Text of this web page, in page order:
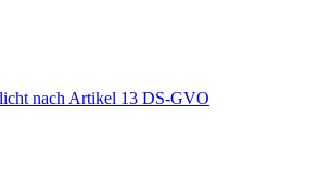
nach Artikel 13 DS-GVO